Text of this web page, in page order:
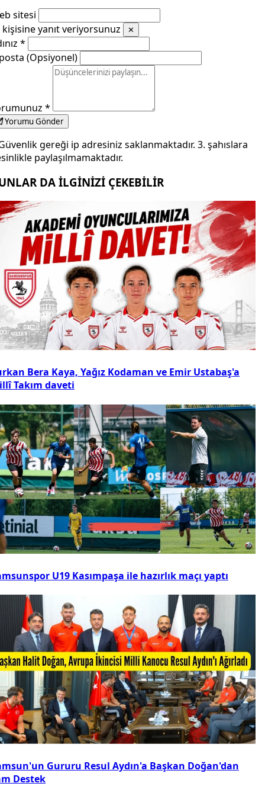
sitesi
kişisine yanıt veriyorsunuz
✕
*
(Opsiyonel)
*
Yorumu Gönder
gereği ip adresiniz saklanmaktadır. 3. şahıslara
paylaşılmamaktadır.
DA İLGİNİZİ ÇEKEBİLİR
Bera Kaya, Yağız Kodaman ve Emir Ustabaş'a
Takım daveti
U19 Kasımpaşa ile hazırlık maçı yaptı
Gururu Resul Aydın'a Başkan Doğan'dan
Destek